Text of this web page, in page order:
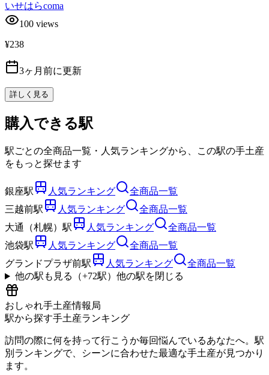
いせはらcoma
100 views
¥238
3ヶ月前に更新
詳しく見る
購入できる駅
駅ごとの全商品一覧・人気ランキングから、この駅の手土産
をもっと探せます
銀座駅 人気ランキング
全商品一覧
三越前駅
人気ランキング
全商品一覧
大通（札幌）駅
人気ランキング
全商品一覧
池袋駅
人気ランキング
全商品一覧
グランドプラザ前駅
人気ランキング
全商品一覧
他の駅も見る（+72駅） 他の駅を閉じる
おしゃれ手土産情報局
駅から探す手土産ランキング
訪問の際に何を持って行こうか毎回悩んでいるあなたへ。駅
別ランキングで、シーンに合わせた最適な手土産が見つかり
ます。